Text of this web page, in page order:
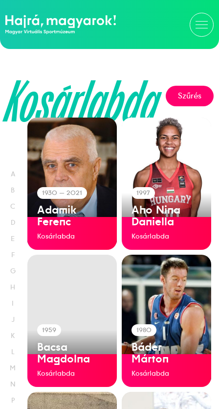
Kosárlabda Szűrés
A
B
C
D
E
F
G
H
I
J
K
L
M
N
P
1930 — 2021
Adamik
Ferenc
Kosárlabda
1997
Aho Nina
Daniella
Kosárlabda
1959
Bacsa
Magdolna
Kosárlabda
1980
Báder
Márton
Kosárlabda